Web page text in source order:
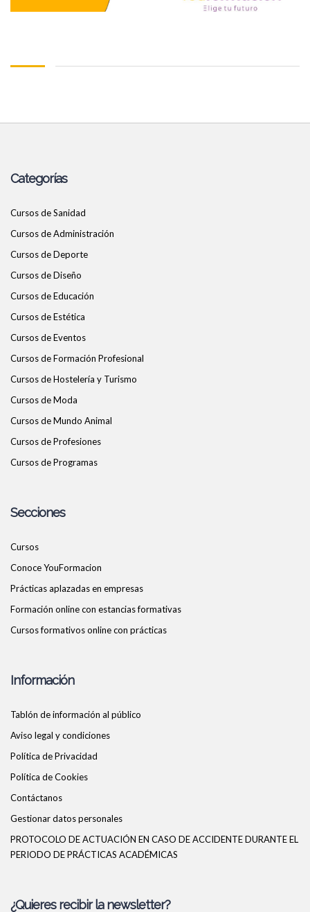
Categorías
Cursos de Sanidad
Cursos de Administración
Cursos de Deporte
Cursos de Diseño
Cursos de Educación
Cursos de Estética
Cursos de Eventos
Cursos de Formación Profesional
Cursos de Hostelería y Turismo
Cursos de Moda
Cursos de Mundo Animal
Cursos de Profesiones
Cursos de Programas
Secciones
Cursos
Conoce YouFormacion
Prácticas aplazadas en empresas
Formación online con estancias formativas
Cursos formativos online con prácticas
Información
Tablón de información al público
Aviso legal y condiciones
Política de Privacidad
Política de Cookies
Contáctanos
Gestionar datos personales
PROTOCOLO DE ACTUACIÓN EN CASO DE ACCIDENTE DURANTE EL
PERIODO DE PRÁCTICAS ACADÉMICAS
¿Quieres recibir la newsletter?